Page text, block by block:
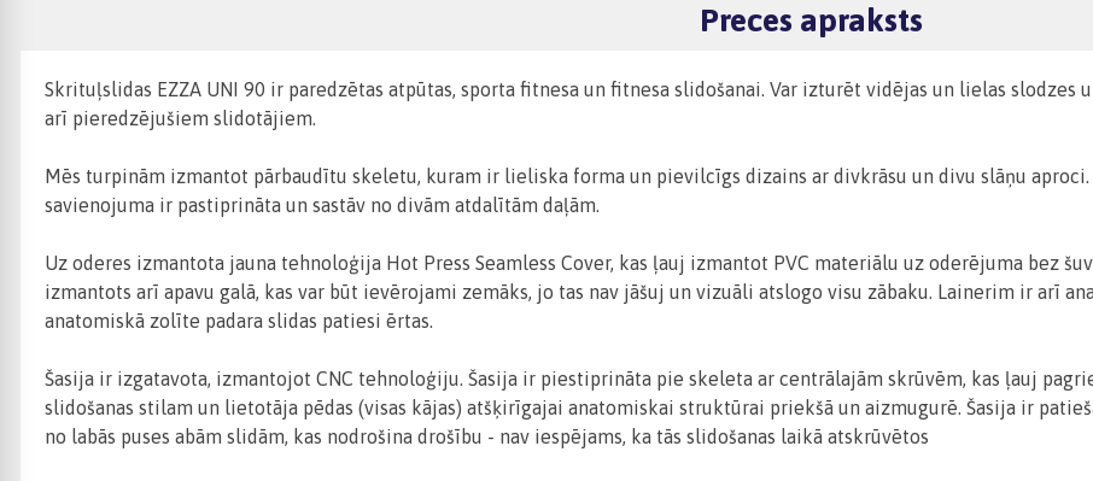
Preces apraksts
Skrituļslidas EZZA UNI 90 ir paredzētas atpūtas, sporta fitnesa un fitnesa slidošanai. Var izturēt vidējas un lielas
arī pieredzējušiem slidotājiem.
Mēs turpinām izmantot pārbaudītu skeletu, kuram ir lieliska forma un pievilcīgs dizains ar divkrāsu un divu slāņu
savienojuma ir pastiprināta un sastāv no divām atdalītām daļām.
Uz oderes izmantota jauna tehnoloģija Hot Press Seamless Cover, kas ļauj izmantot PVC materiālu uz oderējuma bez
izmantots arī apavu galā, kas var būt ievērojami zemāks, jo tas nav jāšuj un vizuāli atslogo visu zābaku. Lainerim ir arī
anatomiskā zolīte padara slidas patiesi ērtas.
Šasija ir izgatavota, izmantojot CNC tehnoloģiju. Šasija ir piestiprināta pie skeleta ar centrālajām skrūvēm, kas ļauj
slidošanas stilam un lietotāja pēdas (visas kājas) atšķirīgajai anatomiskai struktūrai priekšā un aizmugurē. Šasija ir
no labās puses abām slidām, kas nodrošina drošību - nav iespējams, ka tās slidošanas laikā atskrūvētos